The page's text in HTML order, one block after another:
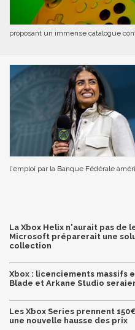
proposant un immense catalogue
l'emploi par la Banque Fédérale
La Xbox Helix n'aurait pas de
Microsoft préparerait une
collection
Xbox : licenciements massifs
Blade et Arkane Studio
Les Xbox Series prennent
une nouvelle hausse des prix